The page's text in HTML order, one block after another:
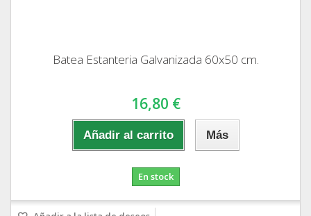
Batea Estanteria Galvanizada 60x50 cm.
16,80 €
Añadir al carrito Más
En stock